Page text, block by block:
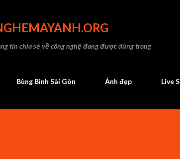
tin chia sẻ về công nghệ đang được dùng trong
Bùng Binh Sài Gòn Ảnh đẹp Live